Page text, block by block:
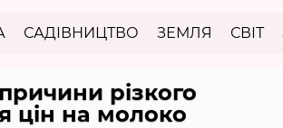
САДІВНИЦТВО ЗЕМЛЯ СВІТ
різкого
цін на молоко